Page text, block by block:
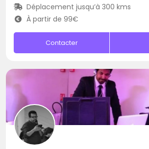
Déplacement jusqu’à 300 kms
À partir de 99€
Contacter